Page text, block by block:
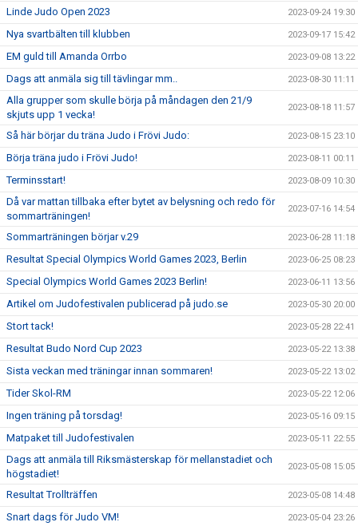
Linde Judo Open 2023 2023-09-24 19:30
Nya svartbälten till klubben 2023-09-17 15:42
EM guld till Amanda Orrbo 2023-09-08 13:22
Dags att anmäla sig till tävlingar mm.. 2023-08-30 11:11
Alla grupper som skulle börja på måndagen den 21/9
skjuts upp 1 vecka!
2023-08-18 11:57
Så här börjar du träna Judo i Frövi Judo: 2023-08-15 23:10
Börja träna judo i Frövi Judo! 2023-08-11 00:11
Terminsstart! 2023-08-09 10:30
Då var mattan tillbaka efter bytet av belysning och redo för
sommarträningen!
2023-07-16 14:54
Sommarträningen börjar v.29 2023-06-28 11:18
Resultat Special Olympics World Games 2023, Berlin 2023-06-25 08:23
Special Olympics World Games 2023 Berlin! 2023-06-11 13:56
Artikel om Judofestivalen publicerad på judo.se 2023-05-30 20:00
Stort tack! 2023-05-28 22:41
Resultat Budo Nord Cup 2023 2023-05-22 13:38
Sista veckan med träningar innan sommaren! 2023-05-22 13:02
Tider Skol-RM 2023-05-22 12:06
Ingen träning på torsdag! 2023-05-16 09:15
Matpaket till Judofestivalen 2023-05-11 22:55
Dags att anmäla till Riksmästerskap för mellanstadiet och
högstadiet!
2023-05-08 15:05
Resultat Trollträffen 2023-05-08 14:48
Snart dags för Judo VM! 2023-05-04 23:26